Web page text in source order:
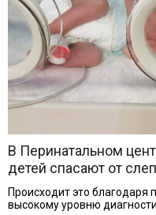
В Перинатальном
детей спасают от
Происходит это благодаря
высокому уровню